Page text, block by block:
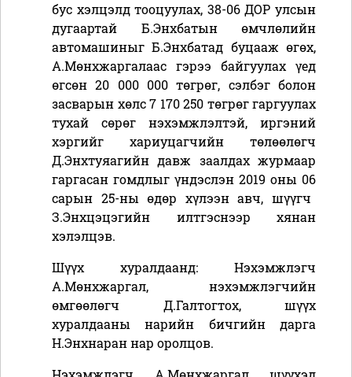
бус хэлцэлд тооцуулах, 38-06 ДОР улсын
дугаартай Б.Энхбатын өмчлөлийн
автомашиныг Б.Энхбатад буцааж өгөх,
А.Мөнхжаргалаас гэрээ байгуулах үед
өгсөн 20 000 000 төгрөг, сэлбэг болон
засварын хөлс 7 170 250 төгрөг гаргуулах
тухай сөрөг нэхэмжлэлтэй, иргэний
хэргийг хариуцагчийн төлөөлөгч
Д.Энхтуяагийн давж заалдах журмаар
гаргасан гомдлыг үндэслэн 2019 оны 06
сарын 25-ныөдөр хүлээн авч, шүүгч
З.Энхцэцэгийн илтгэснээр хянан
хэлэлцэв.
Шүүх хуралдаанд: Нэхэмжлэгч
А.Мөнхжаргал, нэхэмжлэгчийн
өмгөөлөгч Д.Галтогтох, шүүх
хуралдааны нарийн бичгийн дарга
Н.Энхнаран нар оролцов.